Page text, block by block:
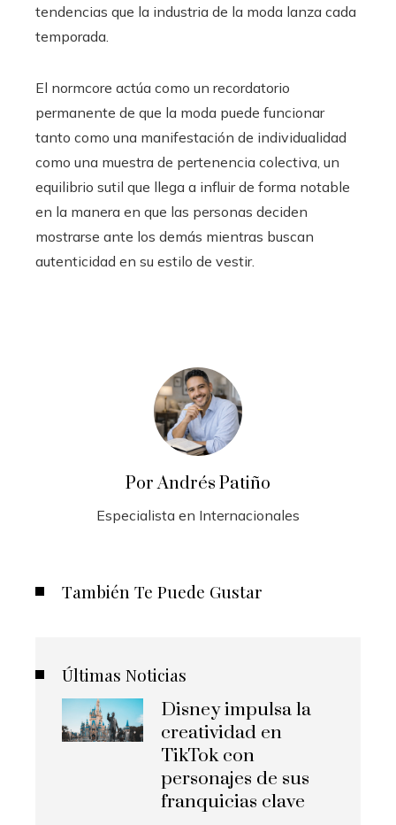
tendencias que la industria de la moda lanza cada
temporada.
El normcore actúa como un recordatorio
permanente de que la moda puede funcionar
tanto como una manifestación de individualidad
como una muestra de pertenencia colectiva, un
equilibrio sutil que llega a influir de forma notable
en la manera en que las personas deciden
mostrarse ante los demás mientras buscan
autenticidad en su estilo de vestir.
Por Andrés Patiño
Especialista en Internacionales
También Te Puede Gustar
Últimas Noticias
Disney impulsa la
creatividad en
TikTok con
personajes de sus
franquicias clave